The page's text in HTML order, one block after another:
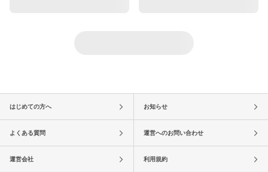
はじめての方へ お知らせ
よくある質問 運営へのお問い合わせ
運営会社 利用規約